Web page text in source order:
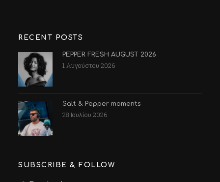
RECENT POSTS
PEPPER FRESH AUGUST 2026
1 Αυγούστου 2026
Salt & Pepper moments
28 Ιουλίου 2026
SUBSCRIBE & FOLLOW